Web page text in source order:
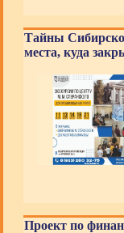
Тайны
места, куда
Проект по